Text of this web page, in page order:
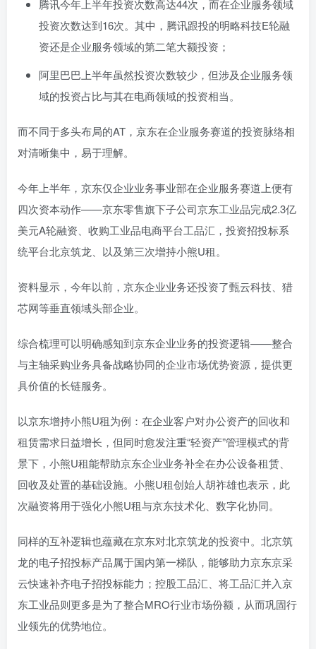
腾讯今年上半年投资次数高达44次，而在企业服务领域
投资次数达到16次。其中，腾讯跟投的明略科技E轮融
资还是企业服务领域的第二笔大额投资；
阿里巴巴上半年虽然投资次数较少，但涉及企业服务领
域的投资占比与其在电商领域的投资相当。
而不同于多头布局的AT，京东在企业服务赛道的投资脉络相
对清晰集中，易于理解。
今年上半年，京东仅企业业务事业部在企业服务赛道上便有
四次资本动作——京东零售旗下子公司京东工业品完成2.3亿
美元A轮融资、收购工业品电商平台工品汇，投资招投标系
统平台北京筑龙、以及第三次增持小熊U租。
资料显示，今年以前，京东企业业务还投资了甄云科技、猎
芯网等垂直领域头部企业。
综合梳理可以明确感知到京东企业业务的投资逻辑——整合
与主轴采购业务具备战略协同的企业市场优势资源，提供更
具价值的长链服务。
以京东增持小熊U租为例：在企业客户对办公资产的回收和
租赁需求日益增长，但同时愈发注重“轻资产”管理模式的背
景下，小熊U租能帮助京东企业业务补全在办公设备租赁、
回收及处置的基础设施。小熊U租创始人胡祚雄也表示，此
次融资将用于强化小熊U租与京东技术化、数字化协同。
同样的互补逻辑也蕴藏在京东对北京筑龙的投资中。北京筑
龙的电子招投标产品属于国内第一梯队，能够助力京东京采
云快速补齐电子招投标能力；控股工品汇、将工品汇并入京
东工业品则更多是为了整合MRO行业市场份额，从而巩固行
业领先的优势地位。